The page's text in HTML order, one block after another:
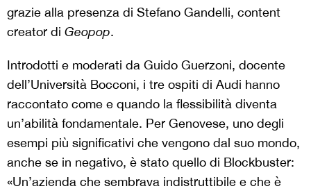
grazie alla presenza di Stefano Gandelli, content
creator di Geopop.
Introdotti e moderati da Guido Guerzoni, docente
dell’Università Bocconi, i tre ospiti di Audi hanno
raccontato come e quando la flessibilità diventa
un’abilità fondamentale. Per Genovese, uno degli
esempi più significativi che vengono dal suo mondo,
anche se in negativo, è stato quello di Blockbuster:
«Un’azienda che sembrava indistruttibile e che è